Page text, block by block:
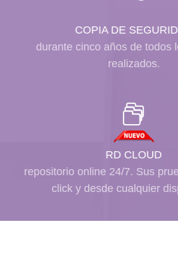
COPIA DE
durante cinco años de todos
realizados.
RD CLOUD
repositorio online 24/7. Sus
click y desde cualquier